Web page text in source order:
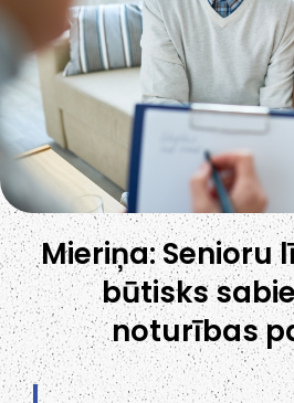
Mieriņa: Senioru
būtisks
noturības